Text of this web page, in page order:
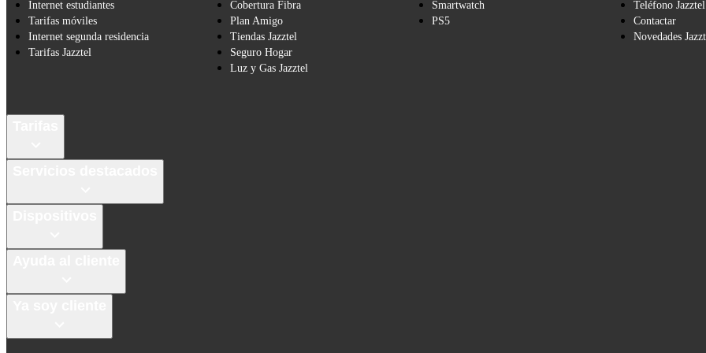
Internet estudiantes
Tarifas móviles
Internet segunda residencia
Tarifas Jazztel
Cobertura Fibra
Plan Amigo
Tiendas Jazztel
Seguro Hogar
Luz y Gas Jazztel
Smartwatch
PS5
Teléfono Jazztel
Contactar
Novedades